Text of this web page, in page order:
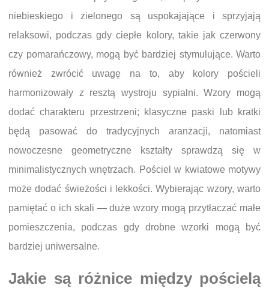
niebieskiego i zielonego są uspokajające i sprzyjają
relaksowi, podczas gdy ciepłe kolory, takie jak czerwony
czy pomarańczowy, mogą być bardziej stymulujące. Warto
również zwrócić uwagę na to, aby kolory pościeli
harmonizowały z resztą wystroju sypialni. Wzory mogą
dodać charakteru przestrzeni; klasyczne paski lub kratki
będą pasować do tradycyjnych aranżacji, natomiast
nowoczesne geometryczne kształty sprawdzą się w
minimalistycznych wnętrzach. Pościel w kwiatowe motywy
może dodać świeżości i lekkości. Wybierając wzory, warto
pamiętać o ich skali — duże wzory mogą przytłaczać małe
pomieszczenia, podczas gdy drobne wzorki mogą być
bardziej uniwersalne.
Jakie są różnice między pościelą